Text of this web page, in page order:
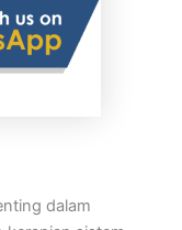
dalam